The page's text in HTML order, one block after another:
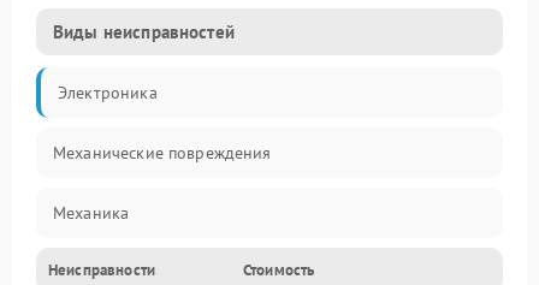
Виды неисправностей
Электроника
Механические повреждения
Механика
Электропитание
Неисправности Стоимость